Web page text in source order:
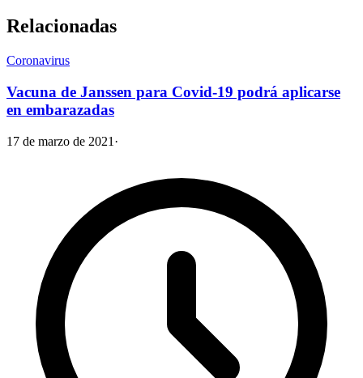
Relacionadas
Coronavirus
Vacuna de Janssen para Covid-19 podrá aplicarse
en embarazadas
17 de marzo de 2021 ·